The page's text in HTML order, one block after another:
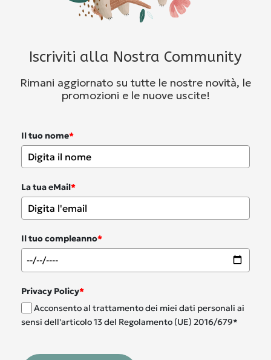
Iscriviti alla Nostra Community
Rimani aggiornato su tutte le nostre novità, le
promozioni e le nuove uscite!
Il tuo nome*
La tua eMail*
Il tuo compleanno*
Privacy Policy*
Acconsento al trattamento dei miei dati personali ai
sensi dell'articolo 13 del Regolamento (UE) 2016/679*